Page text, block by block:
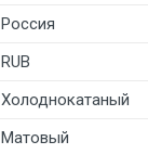
Россия
RUB
Холоднокатаный
Матовый